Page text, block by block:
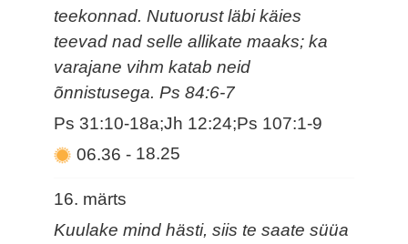
teekonnad. Nutuorust läbi käies
teevad nad selle allikate maaks; ka
varajane vihm katab neid
õnnistusega. Ps 84:6-7
Ps 31:10-18a;Jh 12:24;Ps 107:1-9
06.36- 18.25
16. märts
Kuulake mind hästi, siis te saate süüa